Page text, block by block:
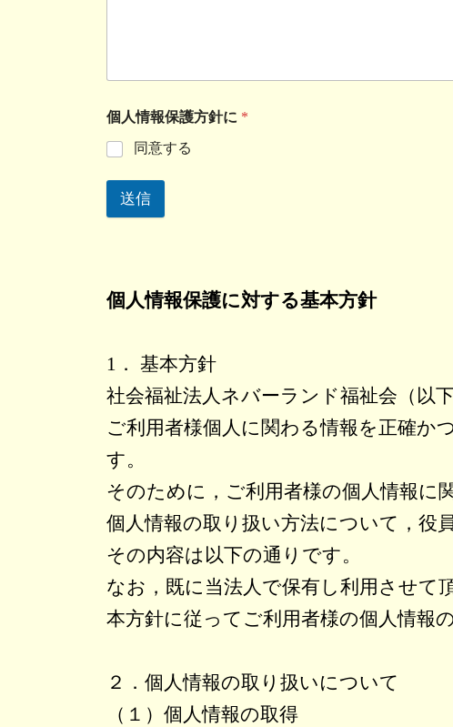
個人情報保護方針に *
同意する
送信
個人情報保護に対する基本方針
1． 基本方針
社会福祉法人ネバーランド福祉会（以
ご利用者様個人に関わる情報を正確か
す。
そのために，ご利用者様の個人情報に
個人情報の取り扱い方法について，役
その内容は以下の通りです。
なお，既に当法人で保有し利用させて
本方針に従ってご利用者様の個人情報
２．個人情報の取り扱いについて
（１）個人情報の取得